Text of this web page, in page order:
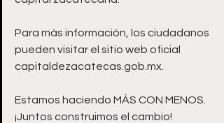
Para más información, los ciudadanos
pueden visitar el sitio web oficial
capitaldezacatecas.gob.mx.
Estamos haciendo MÁS CON MENOS.
¡Juntos construimos el cambio!